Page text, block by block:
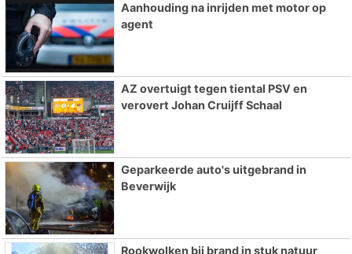
Aanhouding na inrijden met motor op
agent
AZ overtuigt tegen tiental PSV en
verovert Johan Cruijff Schaal
Geparkeerde auto's uitgebrand in
Beverwijk
Rookwolken bij brand in stuk natuur